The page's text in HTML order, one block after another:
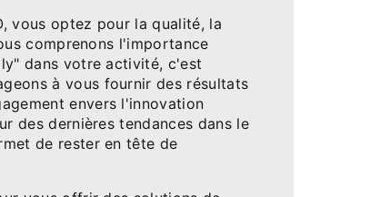
vous optez pour la qualité, la
comprenons l'importance
dans votre activité, c'est
à vous fournir des résultats
envers l'innovation
des dernières tendances dans le
de rester en tête de